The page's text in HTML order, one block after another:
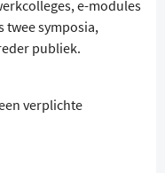
e-modules
twee symposia,
publiek.
verplichte